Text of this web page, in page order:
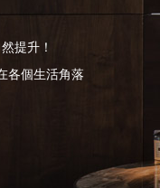
提升！
各個生活角落